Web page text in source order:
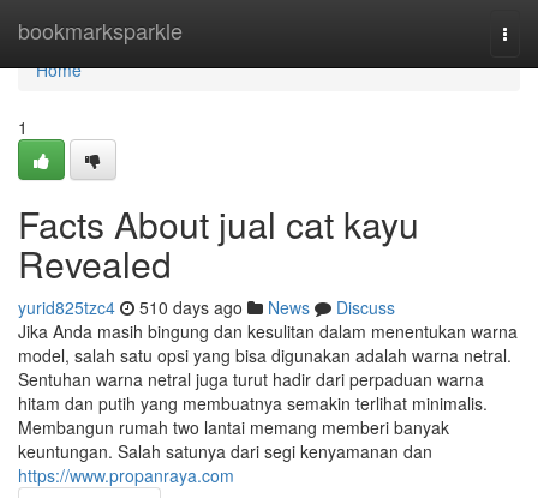
bookmarksparkle
Home
Home
1
Facts About jual cat kayu
Revealed
yurid825tzc4 510 days ago News
Discuss
Jika Anda masih bingung dan kesulitan dalam menentukan warna
model, salah satu opsi yang bisa digunakan adalah warna netral.
Sentuhan warna netral juga turut hadir dari perpaduan warna
hitam dan putih yang membuatnya semakin terlihat minimalis.
Membangun rumah two lantai memang memberi banyak
keuntungan. Salah satunya dari segi kenyamanan dan
https://www.propanraya.com